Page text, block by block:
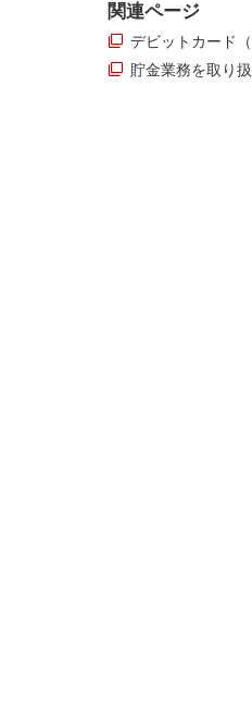
関連ページ
デビットカード
貯金業務を取り